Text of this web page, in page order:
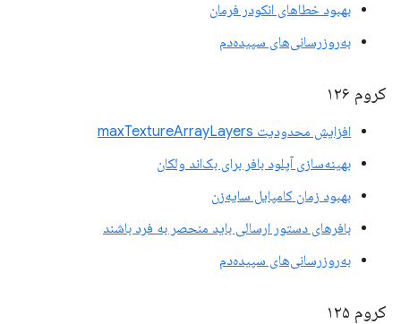
بهبود خطاهای انکودر فرمان
به‌روزرسانی‌های سپیده‌دم
کروم ۱۲۶
افزایش محدودیت maxTextureArrayLayers
بهینه‌سازی آپلود بافر برای بک‌اند ولکان
بهبود زمان کامپایل سایه‌زن
بافرهای دستور ارسالی باید منحصر به فرد باشند
به‌روزرسانی‌های سپیده‌دم
کروم ۱۲۵